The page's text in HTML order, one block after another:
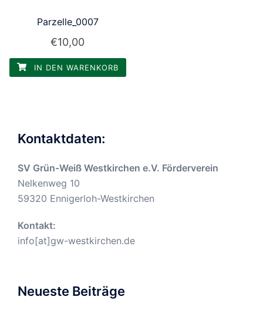
Parzelle_0007
€10,00
IN DEN WARENKORB
Kontaktdaten:
SV Grün-Weiß Westkirchen e.V. Förderverein
Nelkenweg 10
59320 Ennigerloh-Westkirchen
Kontakt:
info[at]gw-westkirchen.de
Neueste Beiträge